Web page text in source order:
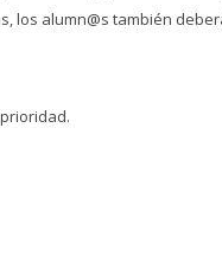
los alumn@s también